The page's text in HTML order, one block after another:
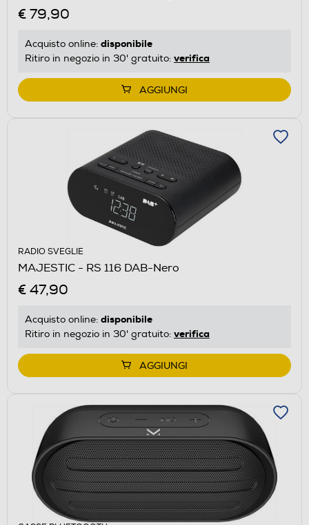
€ 79,90
Acquisto online: disponibile
Ritiro in negozio in 30' gratuito: verifica
AGGIUNGI
RADIO SVEGLIE
MAJESTIC - RS 116 DAB-Nero
€ 47,90
Acquisto online: disponibile
Ritiro in negozio in 30' gratuito: verifica
AGGIUNGI